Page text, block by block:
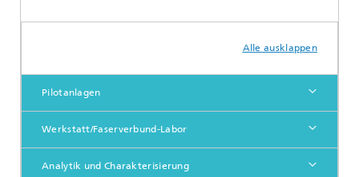
Alle ausklappen
Pilotanlagen
Werkstatt/Faserverbund-Labor
Analytik und Charakterisierung